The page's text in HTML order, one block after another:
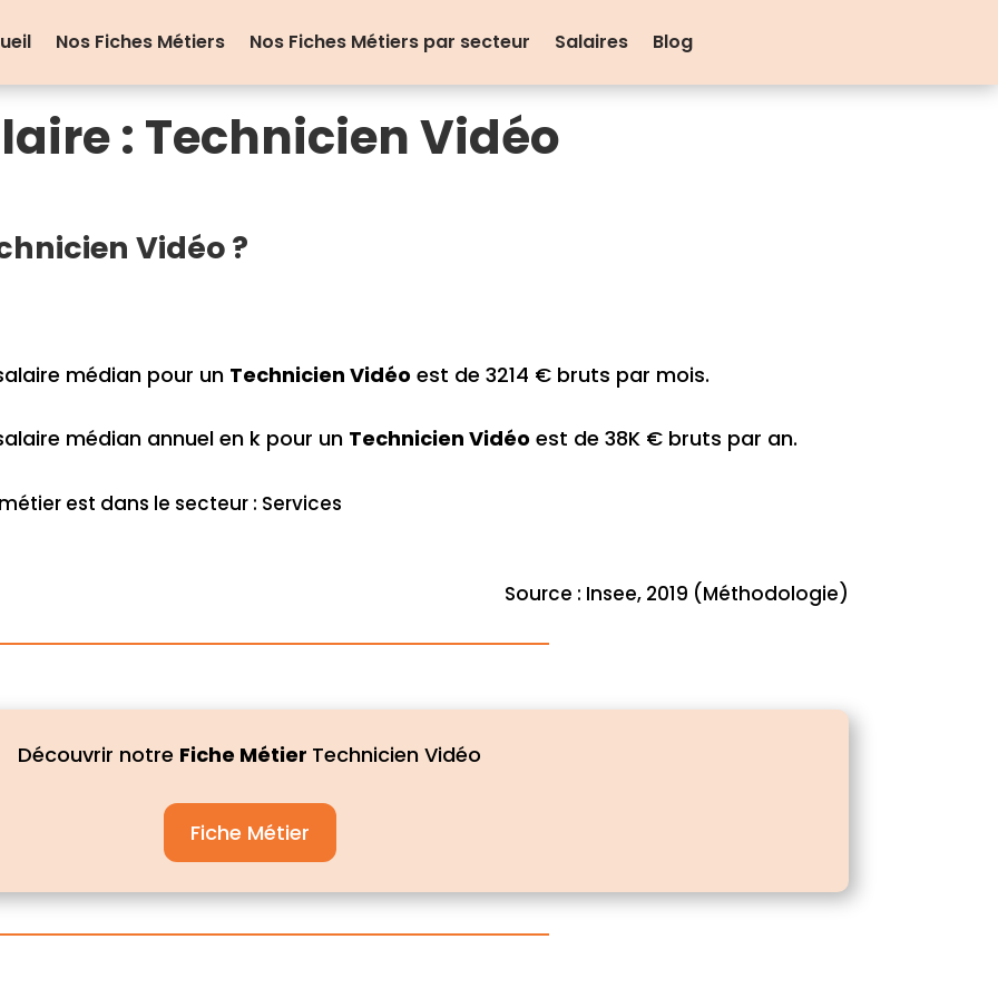
Nos Fiches Métiers Nos Fiches Métiers par secteur Salaires Blog
: Technicien Vidéo
Vidéo ?
médian pour un Technicien Vidéo est de 3214 € bruts par mois.
médian annuel en k pour un Technicien Vidéo est de 38K € bruts par an.
est dans le secteur : Services
Source : Insee, 2019 (Méthodologie)
Découvrir notre Fiche Métier Technicien Vidéo
Fiche Métier